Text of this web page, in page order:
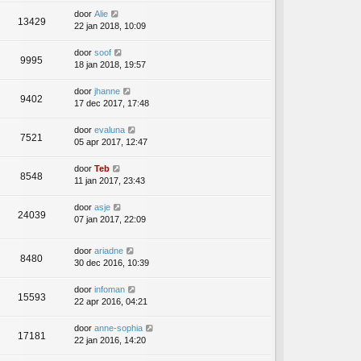
13429
door Alie
22 jan 2018, 10:09
9995
door soof
18 jan 2018, 19:57
9402
door jhanne
17 dec 2017, 17:48
7521
door evaluna
05 apr 2017, 12:47
8548
door Teb
11 jan 2017, 23:43
24039
door asje
07 jan 2017, 22:09
8480
door ariadne
30 dec 2016, 10:39
15593
door infoman
22 apr 2016, 04:21
17181
door anne-sophia
22 jan 2016, 14:20